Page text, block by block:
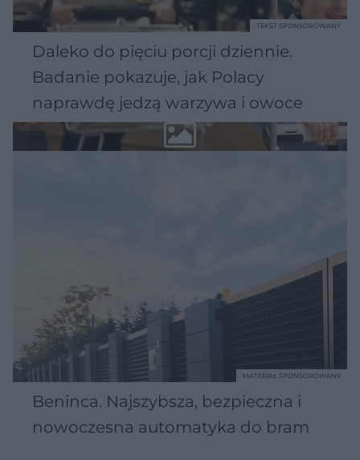
Daleko do pięciu porcji dziennie.
Badanie pokazuje, jak Polacy
naprawdę jedzą warzywa i owoce
TEKST SPONSOROWANY
Beninca. Najszybsza, bezpieczna i
nowoczesna automatyka do bram
MATERIAŁ SPONSOROWANY